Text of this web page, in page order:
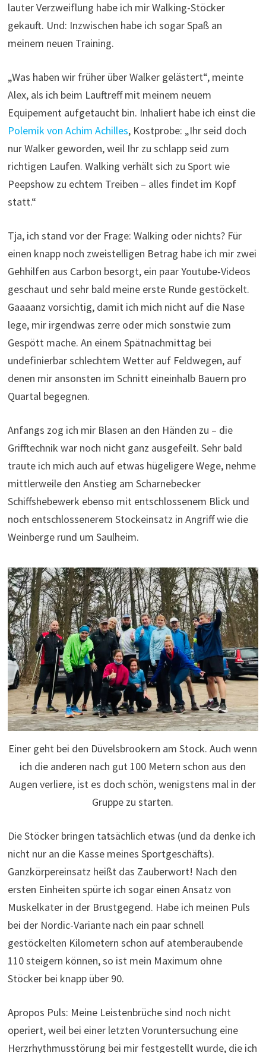
lauter Verzweiflung habe ich mir Walking-Stöcker
gekauft. Und: Inzwischen habe ich sogar Spaß an
meinem neuen Training.
„Was haben wir früher über Walker gelästert“, meinte
Alex, als ich beim Lauftreff mit meinem neuem
Equipement aufgetaucht bin. Inhaliert habe ich einst die
Polemik von Achim Achilles, Kostprobe: „Ihr seid doch
nur Walker geworden, weil Ihr zu schlapp seid zum
richtigen Laufen. Walking verhält sich zu Sport wie
Peepshow zu echtem Treiben – alles findet im Kopf
statt.“
Tja, ich stand vor der Frage: Walking oder nichts? Für
einen knapp noch zweistelligen Betrag habe ich mir zwei
Gehhilfen aus Carbon besorgt, ein paar Youtube-Videos
geschaut und sehr bald meine erste Runde gestöckelt.
Gaaaanz vorsichtig, damit ich mich nicht auf die Nase
lege, mir irgendwas zerre oder mich sonstwie zum
Gespött mache. An einem Spätnachmittag bei
undefinierbar schlechtem Wetter auf Feldwegen, auf
denen mir ansonsten im Schnitt eineinhalb Bauern pro
Quartal begegnen.
Anfangs zog ich mir Blasen an den Händen zu – die
Grifftechnik war noch nicht ganz ausgefeilt. Sehr bald
traute ich mich auch auf etwas hügeligere Wege, nehme
mittlerweile den Anstieg am Scharnebecker
Schiffshebewerk ebenso mit entschlossenem Blick und
noch entschlossenerem Stockeinsatz in Angriff wie die
Weinberge rund um Saulheim.
Einer geht bei den Düvelsbrookern am Stock. Auch wenn
ich die anderen nach gut 100 Metern schon aus den
Augen verliere, ist es doch schön, wenigstens mal in der
Gruppe zu starten.
Die Stöcker bringen tatsächlich etwas (und da denke ich
nicht nur an die Kasse meines Sportgeschäfts).
Ganzkörpereinsatz heißt das Zauberwort! Nach den
ersten Einheiten spürte ich sogar einen Ansatz von
Muskelkater in der Brustgegend. Habe ich meinen Puls
bei der Nordic-Variante nach ein paar schnell
gestöckelten Kilometern schon auf atemberaubende
110 steigern können, so ist mein Maximum ohne
Stöcker bei knapp über 90.
Apropos Puls: Meine Leistenbrüche sind noch nicht
operiert, weil bei einer letzten Voruntersuchung eine
Herzrhythmusstörung bei mir festgestellt wurde, die ich